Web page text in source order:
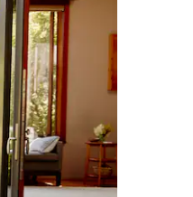
te tikken of swipen.